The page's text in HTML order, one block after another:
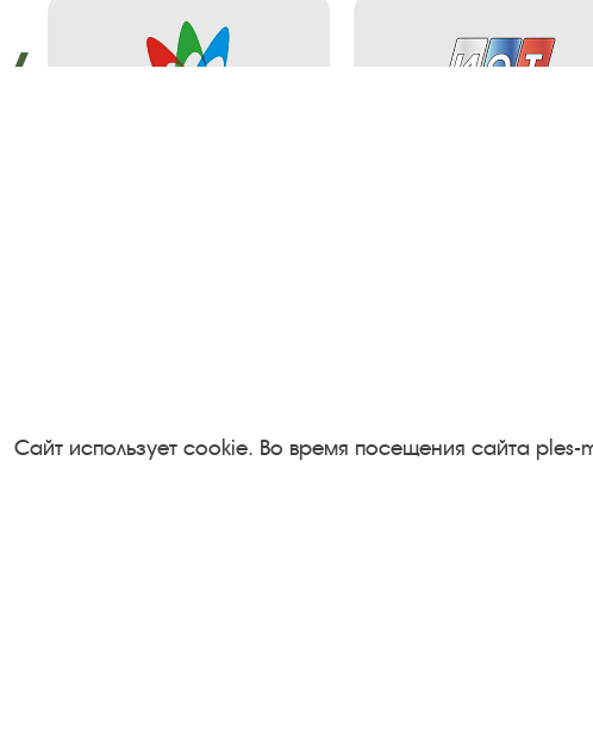
Посетителям
Турфирмам
Сайт использует cookie. Во время посещения сайта